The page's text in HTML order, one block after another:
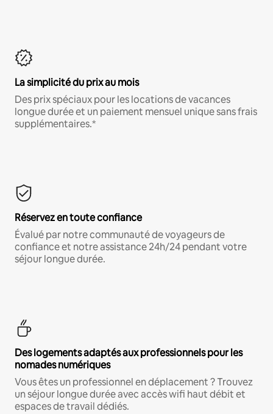
La simplicité du prix au mois
Des prix spéciaux pour les locations de vacances
longue durée et un paiement mensuel unique sans frais
supplémentaires.*
Réservez en toute confiance
Évalué par notre communauté de voyageurs de
confiance et notre assistance 24h/24 pendant votre
séjour longue durée.
Des logements adaptés aux professionnels pour les
nomades numériques
Vous êtes un professionnel en déplacement ? Trouvez
un séjour longue durée avec accès wifi haut débit et
espaces de travail dédiés.